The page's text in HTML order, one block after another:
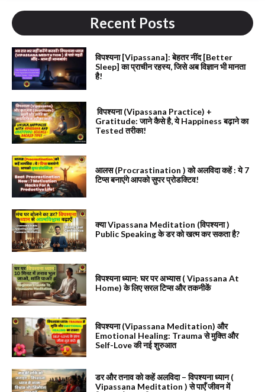
Recent Posts
विपश्यना [Vipassana]: बेहतर नींद [Better
Sleep] का प्राचीन रहस्य, जिसे अब विज्ञान भी मानता
है!
विपश्यना (Vipassana Practice) +
Gratitude: जाने कैसे है, ये Happiness बढ़ाने का
Tested तरीका!
आलस (Procrastination ) को अलविदा कहें : ये 7
टिप्स बनाएंगे आपको सुपर प्रोडक्टिव!
क्या Vipassana Meditation (विपश्यना )
Public Speaking के डर को खत्म कर सकता है?
विपश्यना ध्यान: घर पर अभ्यास ( Vipassana At
Home) के लिए सरल टिप्स और तकनीकें
विपश्यना (Vipassana Meditation) और
Emotional Healing: Trauma से मुक्ति और
Self-Love की नई शुरुआत
डर और तनाव को कहें अलविदा – विपश्यना ध्यान (
Vipassana Meditation ) से पाएँ जीवन में